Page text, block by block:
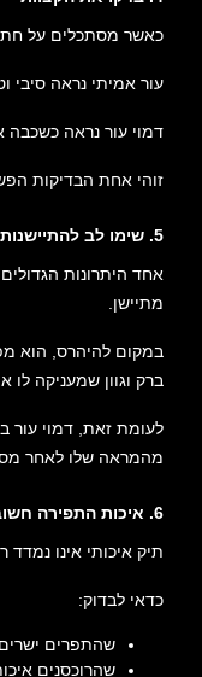
כאשר מסתכלים על
עור אמיתי נראה סיבי
דמוי עור נראה כשכבה
זוהי אחת הבדיקות
5. שימו לב להתיישנות
אחד היתרונות
מתיישן.
במקום להיהרס, הוא
ברק וגוון שמעניקה לו
לעומת זאת, דמוי עור
מהמראה שלו לאחר
6. איכות התפירה חשובה לא פחות
תיק איכותי אינו נמדד
כדאי לבדוק:
שהתפרים ישרים
שהרוכסנים